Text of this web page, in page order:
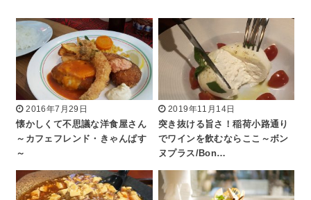
2016年7月29日
懐かしくて不思議な洋食屋さん
～カフェフレンド・きゃんぱす
～
2019年11月14日
突き抜ける旨さ！稲荷小路通り
でワインを飲むならここ～ボン
ヌプラス/Bon…